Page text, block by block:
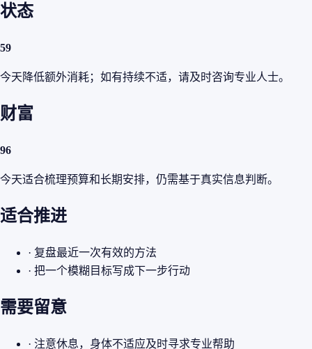
状态
59
今天降低额外消耗；如有持续不适，请及时咨询专业人士。
财富
96
今天适合梳理预算和长期安排，仍需基于真实信息判断。
适合推进
· 复盘最近一次有效的方法
· 把一个模糊目标写成下一步行动
需要留意
· 注意休息，身体不适应及时寻求专业帮助